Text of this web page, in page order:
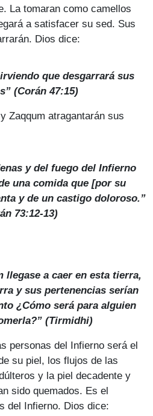
La tomaran como camellos
a satisfacer su sed. Sus
Dios dice:
que desgarrará sus
(Corán 47:15)
Zaqqum atragantarán sus
y del fuego del Infierno
una comida que [por su
y de un castigo doloroso.”
73:12-13)
llegase a caer en esta tierra,
y sus pertenencias serían
¿Cómo será para alguien
(Tirmidhi)
personas del Infierno será el
su piel, los flujos de las
y la piel decadente y
sido quemados. Es el
del Infierno. Dios dice: